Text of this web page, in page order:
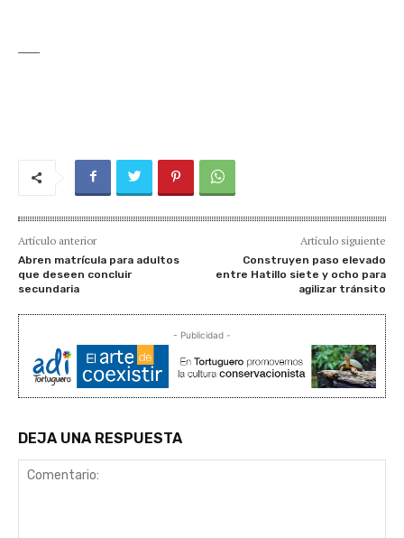
Artículo anterior
Abren matrícula para adultos
que deseen concluir
secundaria
Artículo siguiente
Construyen paso elevado
entre Hatillo siete y ocho para
agilizar tránsito
- Publicidad -
DEJA UNA RESPUESTA